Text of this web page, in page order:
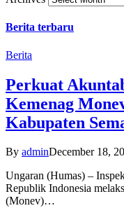
Berita terbaru
Berita
Perkuat
Kemenag
Kabupaten
By adminDecember 18,
Ungaran (Humas) –
Republik Indonesia
(Monev)…